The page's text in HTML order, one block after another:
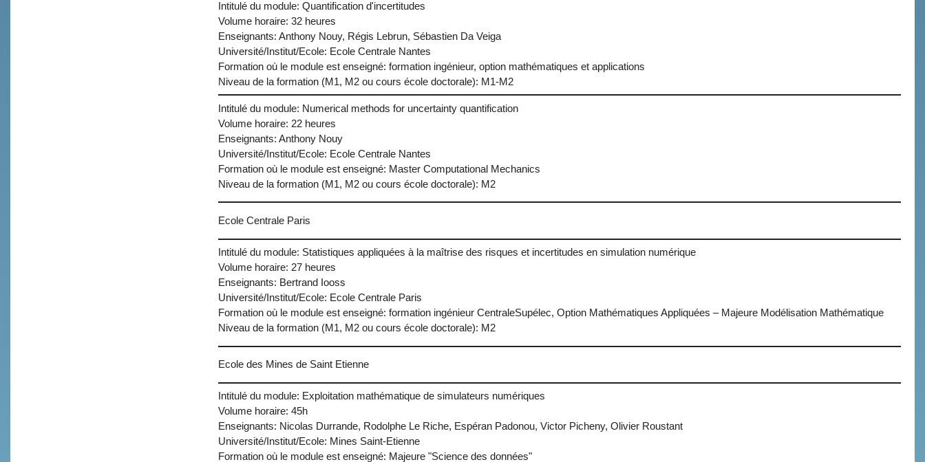
Intitulé du module: Quantification d'incertitudes
Volume horaire: 32 heures
Enseignants: Anthony Nouy, Régis Lebrun, Sébastien Da Veiga
Université/Institut/Ecole: Ecole Centrale Nantes
Formation où le module est enseigné: formation ingénieur, option mathématiques et applications
Niveau de la formation (M1, M2 ou cours école doctorale): M1-M2
Intitulé du module: Numerical methods for uncertainty quantification
Volume horaire: 22 heures
Enseignants: Anthony Nouy
Université/Institut/Ecole: Ecole Centrale Nantes
Formation où le module est enseigné: Master Computational Mechanics
Niveau de la formation (M1, M2 ou cours école doctorale): M2
Ecole Centrale Paris
Intitulé du module: Statistiques appliquées à la maîtrise des risques et incertitudes en simulation numérique
Volume horaire: 27 heures
Enseignants: Bertrand Iooss
Université/Institut/Ecole: Ecole Centrale Paris
Formation où le module est enseigné: formation ingénieur CentraleSupélec, Option Mathématiques Appliquées – Majeure Modélisation Mathématique
Niveau de la formation (M1, M2 ou cours école doctorale): M2
Ecole des Mines de Saint Etienne
Intitulé du module: Exploitation mathématique de simulateurs numériques
Volume horaire: 45h
Enseignants: Nicolas Durrande, Rodolphe Le Riche, Espéran Padonou, Victor Picheny, Olivier Roustant
Université/Institut/Ecole: Mines Saint-Etienne
Formation où le module est enseigné: Majeure "Science des données"